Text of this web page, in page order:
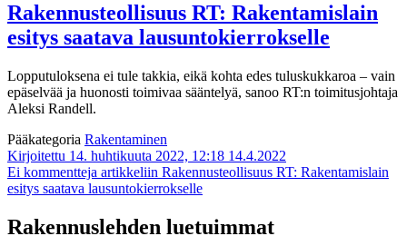
Rakennusteollisuus RT: Rakentamislain
esitys saatava lausuntokierrokselle
Lopputuloksena ei tule takkia, eikä kohta edes tuluskukkaroa – vain
epäselvää ja huonosti toimivaa sääntelyä, sanoo RT:n toimitusjohtaja
Aleksi Randell.
Pääkategoria Rakentaminen
Kirjoitettu 14. huhtikuuta 2022, 12:18 14.4.2022
Ei kommentteja artikkeliin Rakennusteollisuus RT: Rakentamislain
esitys saatava lausuntokierrokselle
Rakennuslehden luetuimmat